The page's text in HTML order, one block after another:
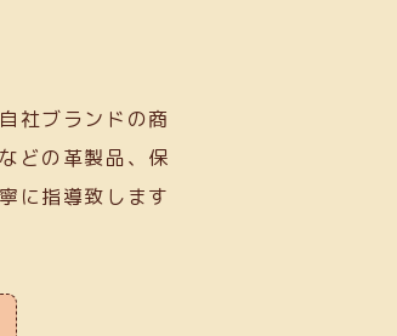
社ブランドの商
どの革製品、保
に指導致します